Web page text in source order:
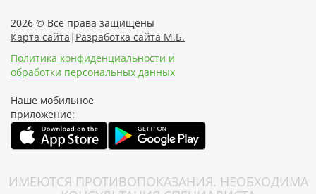
2026 © Все права защищены
Карта сайта | Разработка сайта М.Б.
Политика конфиденциальности и
обработки персональных данных
Наше мобильное
приложение:
ИМЕЮТСЯ ПРОТИВОПОКАЗАНИЯ. НЕОБХОДИМА